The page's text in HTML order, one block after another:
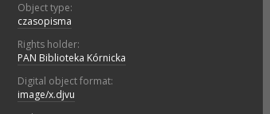
Object type:
czasopisma
Rights holder:
PAN Biblioteka Kórnicka
Digital object format:
image/x.djvu